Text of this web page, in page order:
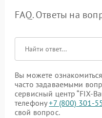
FAQ. Ответы на
Вы можете
часто задаваемыми
сервисный центр “FIX-
телефону+7 (800) 301-
свой вопрос.